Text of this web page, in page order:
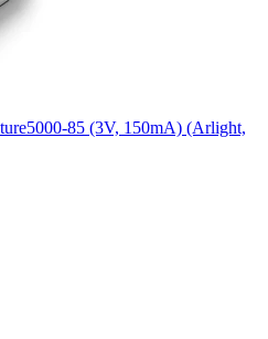
85 (3V, 150mA) (Arlight,